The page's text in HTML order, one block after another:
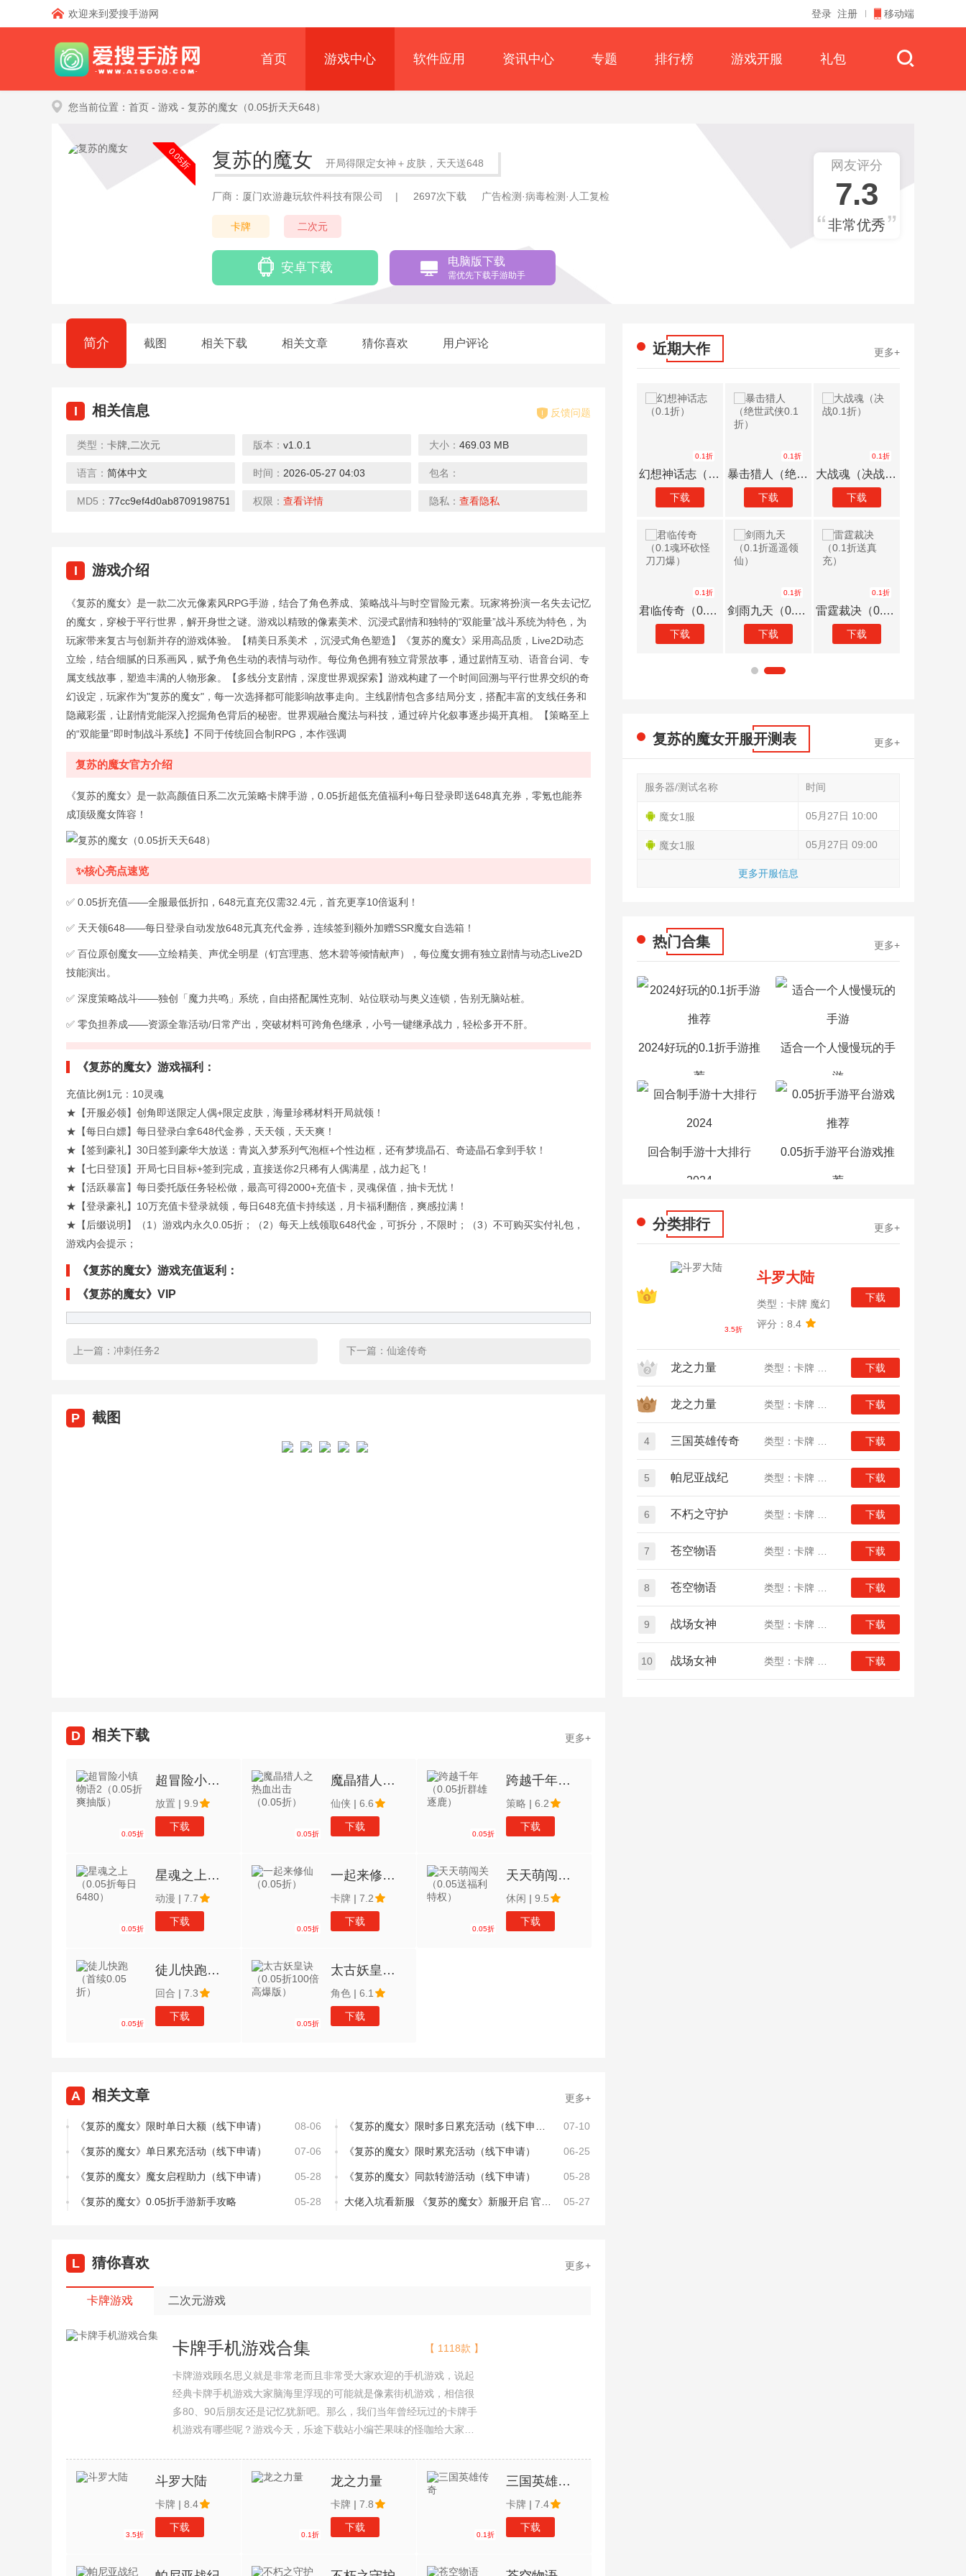
欢迎来到爱搜手游网 登录 注册 移动端
首页 游戏中心 软件应用 资讯中心 专题 排行榜 游戏开服 礼包
您当前位置： 首页 - 游戏 - 复苏的魔女（0.05折天天648）
0.05折 复苏的魔女 开局得限定女神＋皮肤，天天送648
厂商：厦门欢游趣玩软件科技有限公司 | 2697次下载 广告检测·病毒检测·人工复检
卡牌 二次元
安卓下载 电脑版下载
需优先下载手游助手
网友评分
7.3
非常优秀
简介 截图 相关下载 相关文章 猜你喜欢 用户评论
I 相关信息 反馈问题
类型： 卡牌 二次元 版本： v1.0.1 大小： 469.03 MB
语言： 简体中文 时间： 2026-05-27 04:03 包名：
MD5： 77cc9ef4d0ab8709198751b8e2706fcc
权限： 查看详情 隐私： 查看隐私
I 游戏介绍
《复苏的魔女》是一款二次元像素风RPG手游，结合了角色养成、策略战斗与时空冒险元素。玩家将扮演一名失去记忆
的魔女，穿梭于平行世界，解开身世之谜。游戏以精致的像素美术、沉浸式剧情和独特的“双能量”战斗系统为特色，为
玩家带来复古与创新并存的游戏体验。【精美日系美术 ，沉浸式角色塑造】《复苏的魔女》采用高品质，Live2D动态
立绘，结合细腻的日系画风，赋予角色生动的表情与动作。每位角色拥有独立背景故事，通过剧情互动、语音台词、专
属支线故事，塑造丰满的人物形象。【多线分支剧情，深度世界观探索】游戏构建了一个时间回溯与平行世界交织的奇
幻设定，玩家作为"复苏的魔女"，每一次选择都可能影响故事走向。主线剧情包含多结局分支，搭配丰富的支线任务和
隐藏彩蛋，让剧情党能深入挖掘角色背后的秘密。世界观融合魔法与科技，通过碎片化叙事逐步揭开真相。【策略至上
的“双能量”即时制战斗系统】不同于传统回合制RPG，本作强调
复苏的魔女官方介绍
《复苏的魔女》是一款高颜值日系二次元策略卡牌手游，0.05折超低充值福利+每日登录即送648真充券，零氪也能养
成顶级魔女阵容！
✨核心亮点速览
✅ 0.05折充值——全服最低折扣，648元直充仅需32.4元，首充更享10倍返利！
✅ 天天领648——每日登录自动发放648元真充代金券，连续签到额外加赠SSR魔女自选箱！
✅ 百位原创魔女——立绘精美、声优全明星（钉宫理惠、悠木碧等倾情献声），每位魔女拥有独立剧情与动态Live2D
技能演出。
✅ 深度策略战斗——独创「魔力共鸣」系统，自由搭配属性克制、站位联动与奥义连锁，告别无脑站桩。
✅ 零负担养成——资源全靠活动/日常产出，突破材料可跨角色继承，小号一键继承战力，轻松多开不肝。
《复苏的魔女》游戏福利：
充值比例1元：10灵魂
★【开服必领】创角即送限定人偶+限定皮肤，海量珍稀材料开局就领！
★【每日白嫖】每日登录白拿648代金券，天天领，天天爽！
★【签到豪礼】30日签到豪华大放送：青岚入梦系列气泡框+个性边框，还有梦境晶石、奇迹晶石拿到手软！
★【七日登顶】开局七日目标+签到完成，直接送你2只稀有人偶满星，战力起飞！
★【活跃暴富】每日委托版任务轻松做，最高可得2000+充值卡，灵魂保值，抽卡无忧！
★【登录豪礼】10万充值卡登录就领，每日648充值卡持续送，月卡福利翻倍，爽感拉满！
★【后缀说明】（1）游戏内永久0.05折；（2）每天上线领取648代金，可拆分，不限时；（3）不可购买实付礼包，
游戏内会提示；
《复苏的魔女》游戏充值返利：
《复苏的魔女》VIP
上一篇： 冲刺任务2 下一篇： 仙途传奇
P 截图
D 相关下载 更多+
0.05折
超冒险小镇物语2（0.05折爽抽版）
放置 | 9.9
下载
0.05折
魔晶猎人之热血出击（0.05折）
仙侠 | 6.6
下载
0.05折
跨越千年（0.05折群雄逐鹿）
策略 | 6.2
下载
0.05折
星魂之上（0.05折每日6480）
动漫 | 7.7
下载
0.05折
一起来修仙（0.05折）
卡牌 | 7.2
下载
0.05折
天天萌闯关（0.05送福利特权）
休闲 | 9.5
下载
0.05折
徒儿快跑（首续0.05折）
回合 | 7.3
下载
0.05折
太古妖皇诀（0.05折100倍高爆版）
角色 | 6.1
下载
A 相关文章 更多+
《复苏的魔女》限时单日大额（线下申请） 08-06 07-10
《复苏的魔女》单日累充活动（线下申请） 07-06 《复苏的魔女》限时累充活动（线下申请） 06-25
《复苏的魔女》魔女启程助力（线下申请） 05-28 《复苏的魔女》同款转游活动（线下申请） 05-28
《复苏的魔女》0.05折手游新手攻略 05-28 05-27
L 猜你喜欢 更多+
卡牌游戏 二次元游戏
卡牌手机游戏合集
卡牌游戏顾名思义就是非常老而且非常受大家欢迎的手机游戏，说起
经典卡牌手机游戏大家脑海里浮现的可能就是像素街机游戏，相信很
多80、90后朋友还是记忆犹新吧。那么，我们当年曾经玩过的卡牌手
机游戏有哪些呢？游戏今天，乐途下载站小编芒果味的怪咖给大家搜
【 1118款 】
3.5折
斗罗大陆
卡牌 | 8.4
下载
0.1折
龙之力量
卡牌 | 7.8
下载
0.1折
三国英雄传奇
卡牌 | 7.4
下载
近期大作 更多+
下载
暴击猎人（绝世武侠0.1折）
下载
大战魂（决战0.1折）
下载
君临传奇（0.1魂环砍怪刀刀爆）
下载
剑雨九天（0.1折遥遥领仙）
下载
雷霆裁决（0.1折送真充）
下载
龙之力量（0.1折扣服）
下载
战玲珑2（0.1折）
下载
天之禁：诸界破碎（0.1折）
下载 下载
0.1折
幻想神话志（0.1折）
下载
0.1折
暴击猎人（绝世武侠0.1折）
下载
0.1折
大战魂（决战0.1折）
下载
0.1折
君临传奇（0.1魂环砍怪刀刀爆）
下载
0.1折
剑雨九天（0.1折遥遥领仙）
下载
0.1折
雷霆裁决（0.1折送真充）
下载
复苏的魔女开服开测表 更多+
更多开服信息
服务器/测试名称 时间
魔女1服 05月27日 10:00
魔女1服 05月27日 09:00
热门合集 更多+
2024好玩的0.1折手游推
荐
适合一个人慢慢玩的手
游
回合制手游十大排行
2024
0.05折手游平台游戏推
荐
分类排行 更多+
3.5折
斗罗大陆
类型：卡牌 魔幻
评分：8.4
下载
龙之力量 下载
龙之力量 下载
4 三国英雄传奇 下载
5 帕尼亚战纪 下载
6 不朽之守护 下载
7 苍空物语 下载
8 苍空物语 下载
9 战场女神 下载
10 战场女神 下载